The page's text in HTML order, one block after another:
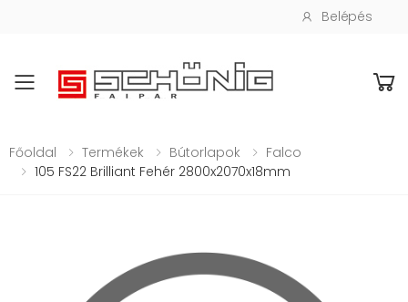
Belépés
Toggle mobile menu
Főoldal Termékek Bútorlapok
Falco
105 FS22 Brilliant Fehér 2800x2070x18mm